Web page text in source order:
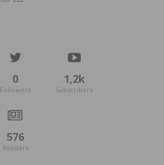
0
Followers
1,2k
Subscribers
576
Readers